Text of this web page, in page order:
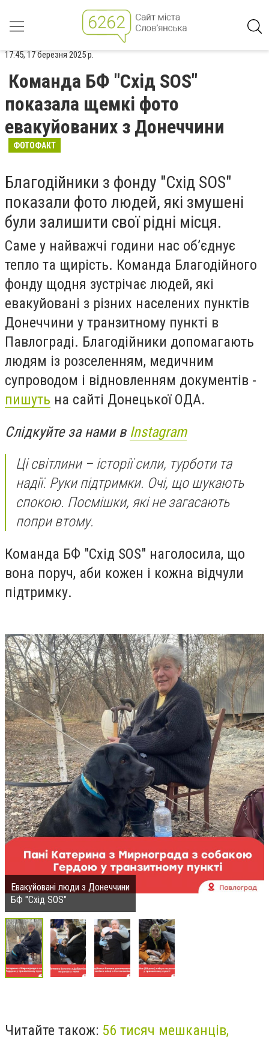
17:45, 17 березня 2025 р.
Команда БФ "Схід SOS"
показала щемкі фото
евакуйованих з Донеччини
ФОТОФАКТ
Благодійники з фонду "Схід SOS"
показали фото людей, які змушені
були залишити свої рідні місця.
Саме у найважчі години нас об’єднує
тепло та щирість. Команда Благодійного
фонду щодня зустрічає людей, які
евакуйовані з різних населених пунктів
Донеччини у транзитному пункті в
Павлограді. Благодійники допомагають
людям із розселенням, медичним
супроводом і відновленням документів -
пишуть на сайті Донецької ОДА.
Слідкуйте за нами в Instagram
Ці світлини – історії сили, турботи та
надії. Руки підтримки. Очі, що шукають
спокою. Посмішки, які не загасають
попри втому.
Команда БФ "Схід SOS" наголосила, що
вона поруч, аби кожен і кожна відчули
підтримку.
Евакуйовані люди з Донеччини
БФ "Схід SOS"
Читайте також: 56 тисяч мешканців,